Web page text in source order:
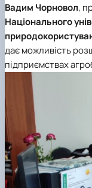
Вадим Чорновол,
Національного
дає можливість
підприємствах